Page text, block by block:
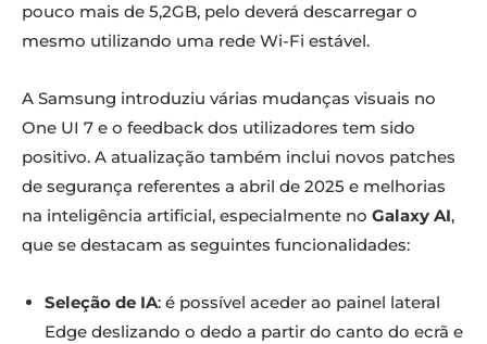
pouco mais de 5,2GB, pelo deverá descarregar o
mesmo utilizando uma rede Wi-Fi estável.
A Samsung introduziu várias mudanças visuais no
One UI 7 e o feedback dos utilizadores tem sido
positivo. A atualização também inclui novos patches
de segurança referentes a abril de 2025 e melhorias
na inteligência artificial, especialmente no Galaxy AI,
que se destacam as seguintes funcionalidades:
Seleção de IA: é possível aceder ao painel lateral
Edge deslizando o dedo a partir do canto do ecrã e